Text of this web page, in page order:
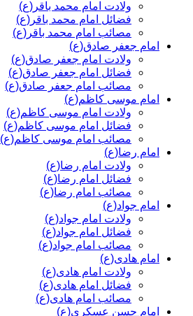
ولادت امام محمد باقر(ع)
فضائل امام محمد باقر(ع)
مصائب امام محمد باقر(ع)
امام جعفر صادق(ع)
ولادت امام جعفر صادق(ع)
فضائل امام جعفر صادق(ع)
مصائب امام جعفر صادق(ع)
امام موسی کاظم(ع)
ولادت امام موسی کاظم(ع)
فضائل امام موسی کاظم(ع)
مصائب امام موسی کاظم(ع)
امام رضا(ع)
ولادت امام رضا(ع)
فضائل امام رضا(ع)
مصائب امام رضا(ع)
امام جواد(ع)
ولادت امام جواد(ع)
فضائل امام جواد(ع)
مصائب امام جواد(ع)
امام هادی(ع)
ولادت امام هادی(ع)
فضائل امام هادی(ع)
مصائب امام هادی(ع)
امام حسن عسکری(ع)